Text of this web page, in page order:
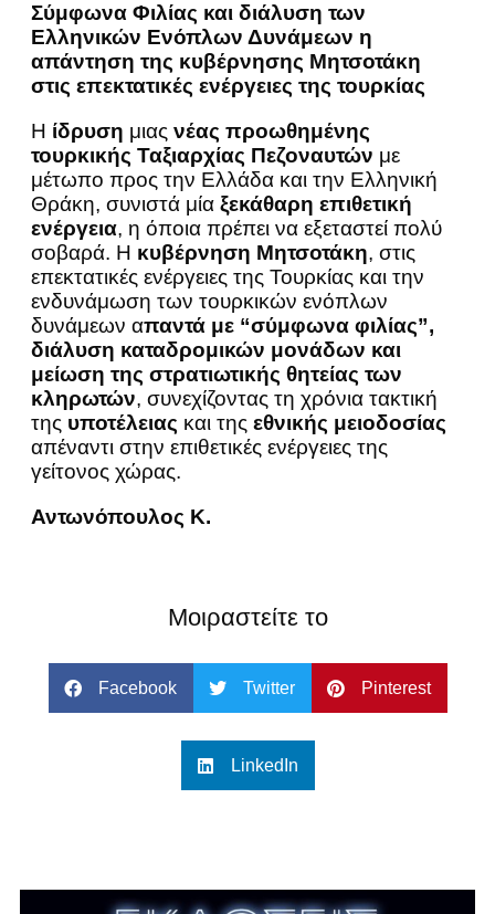
Σύμφωνα Φιλίας και διάλυση των
Ελληνικών Ενόπλων Δυνάμεων η
απάντηση της κυβέρνησης Μητσοτάκη
στις επεκτατικές ενέργειες της τουρκίας
Η ίδρυση μιας νέας προωθημένης
τουρκικής Ταξιαρχίας Πεζοναυτών με
μέτωπο προς την Ελλάδα και την Ελληνική
Θράκη, συνιστά μία ξεκάθαρη επιθετική
ενέργεια, η όποια πρέπει να εξεταστεί πολύ
σοβαρά. Η κυβέρνηση Μητσοτάκη, στις
επεκτατικές ενέργειες της Τουρκίας και την
ενδυνάμωση των τουρκικών ενόπλων
δυνάμεων απαντά με “σύμφωνα φιλίας”,
διάλυση καταδρομικών μονάδων και
μείωση της στρατιωτικής θητείας των
κληρωτών, συνεχίζοντας τη χρόνια τακτική
της υποτέλειας και της εθνικής μειοδοσίας
απέναντι στην επιθετικές ενέργειες της
γείτονος χώρας.
Αντωνόπουλος Κ.
Μοιραστείτε το
Facebook Twitter Pinterest
LinkedIn